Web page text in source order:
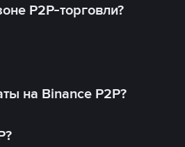
P2P-торговли?
на Binance P2P?